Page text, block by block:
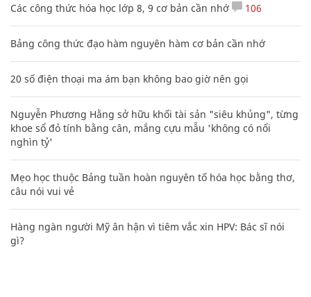
Các công thức hóa học lớp 8, 9 cơ bản cần nhớ 106
Bảng công thức đạo hàm nguyên hàm cơ bản cần nhớ
20 số điện thoại ma ám bạn không bao giờ nên gọi
Nguyễn Phương Hằng sở hữu khối tài sản "siêu khủng", từng
khoe sổ đỏ tính bằng cân, mắng cựu mẫu 'không có nổi
nghìn tỷ'
Mẹo học thuộc Bảng tuần hoàn nguyên tố hóa học bằng thơ,
câu nói vui vẻ
Hàng ngàn người Mỹ ân hận vì tiêm vắc xin HPV: Bác sĩ nói
gì?